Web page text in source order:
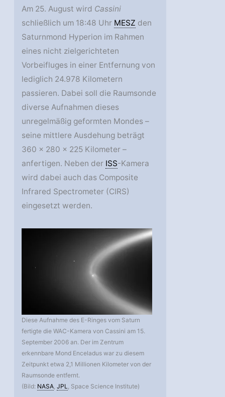
Am 25. August wird Cassini
schließlich um 18:48 Uhr MESZ den
Saturnmond Hyperion im Rahmen
eines nicht zielgerichteten
Vorbeifluges in einer Entfernung von
lediglich 24.978 Kilometern
passieren. Dabei soll die Raumsonde
diverse Aufnahmen dieses
unregelmäßig geformten Mondes –
seine mittlere Ausdehung beträgt
360 x 280 x 225 Kilometer –
anfertigen. Neben der ISS-Kamera
wird dabei auch das Composite
Infrared Spectrometer (CIRS)
eingesetzt werden.
Diese Aufnahme des E-Ringes vom Saturn
fertigte die WAC-Kamera von Cassini am 15.
September 2006 an. Der im Zentrum
erkennbare Mond Enceladus war zu diesem
Zeitpunkt etwa 2,1 Millionen Kilometer von der
Raumsonde entfernt.
(Bild: NASA ,JPL , Space Science Institute)